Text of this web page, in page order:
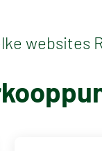
websites